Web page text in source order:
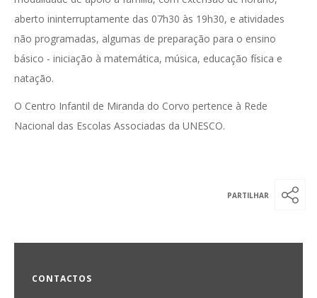
aberto ininterruptamente das 07h30 às 19h30, e atividades
não programadas, algumas de preparação para o ensino
básico - iniciação à matemática, música, educação física e
natação.
O Centro Infantil de Miranda do Corvo pertence à Rede
Nacional das Escolas Associadas da UNESCO.
CONTACTOS